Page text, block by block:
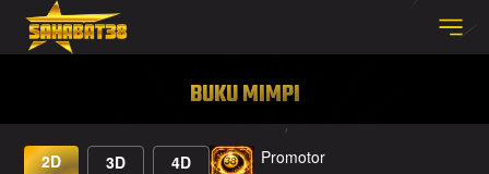
SELAMAT KEPADA
hi***1 Telah Melakukan WD Sebesar 1.500.000
BUKU MIMPI
2D 3D 4D Promotor